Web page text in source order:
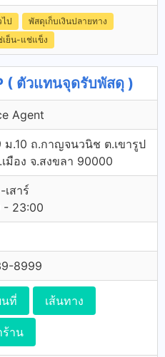
ป
พัสดุเก็บเงินปลายทาง
ย็น-แช่แข็ง
( ตัวแทนจุดรับพัสดุ )
Agent
ม.10 ถ.กาญจนวนิช ต.เขารูป
มือง จ.สงขลา 90000
สาร์
- 23:00
8999
ที่ เส้นทาง
าน